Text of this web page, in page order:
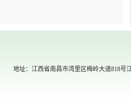
地址：江西省南昌市湾里区梅岭大道818号